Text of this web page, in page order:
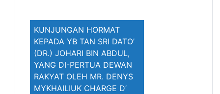
KUNJUNGAN HORMAT
KEPADA YB TAN SRI DATO’
(DR.) JOHARI BIN ABDUL,
YANG DI-PERTUA DEWAN
RAKYAT OLEH MR. DENYS
MYKHAILIUK CHARGE D’